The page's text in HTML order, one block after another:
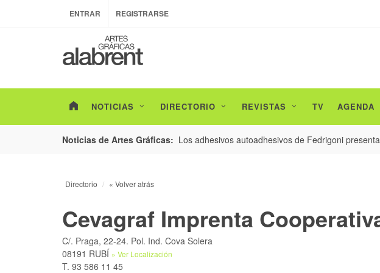
ENTRAR REGISTRARSE
NOTICIAS DIRECTORIO REVISTAS TV AGENDA
Noticias de Artes Gráficas:
de envases con un nuevo estudio de Los adhesivos autoadhesivos de Fedrigoni
Directorio « Volver atrás
Cevagraf Imprenta
C/. Praga, 22-24. Pol. Ind. Cova Solera
08191 RUBÍ » Ver Localización
T. 93 586 11 45